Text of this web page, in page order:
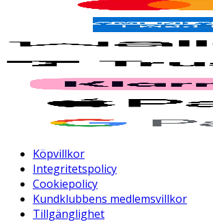
Köpvillkor
Integritetspolicy
Cookiepolicy
Kundklubbens medlemsvillkor
Tillgänglighet